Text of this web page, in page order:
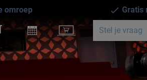
omroep Gratis